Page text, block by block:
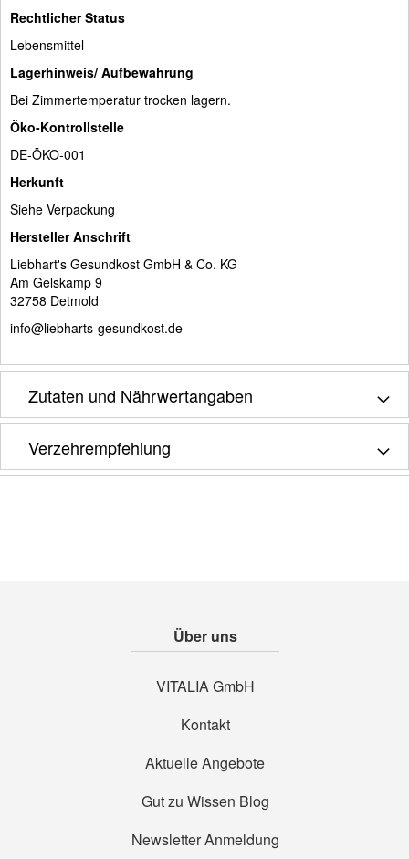
Rechtlicher Status
Lebensmittel
Lagerhinweis/ Aufbewahrung
Bei Zimmertemperatur trocken lagern.
Öko-Kontrollstelle
DE-ÖKO-001
Herkunft
Siehe Verpackung
Hersteller Anschrift
Liebhart's Gesundkost GmbH & Co. KG
Am Gelskamp 9
32758 Detmold
info@liebharts-gesundkost.de
Zutaten und Nährwertangaben
Verzehrempfehlung
Über uns
VITALIA GmbH
Kontakt
Aktuelle Angebote
Gut zu Wissen Blog
Newsletter Anmeldung